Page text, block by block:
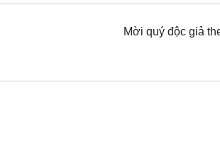
Mời quý độc giả